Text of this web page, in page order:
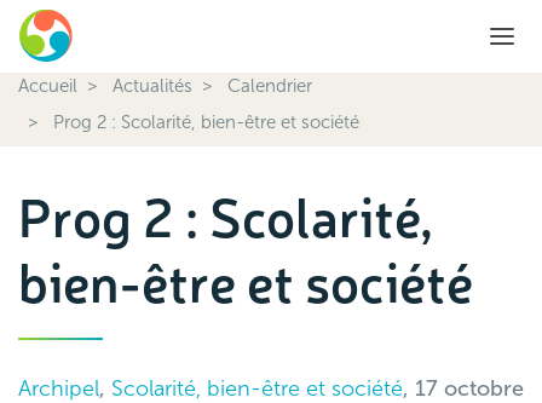
Accueil Actualités
Calendrier
Prog 2 : Scolarité, bien-être et société
Prog 2 : Scolarité,
bien-être et société
Archipel, Scolarité, bien-être et société, 17 octobre